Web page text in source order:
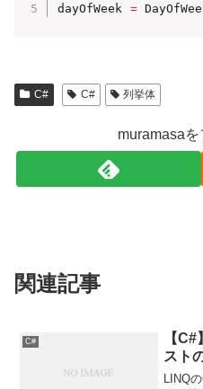
dayOfWeek =
C# C# 列挙体
muramasa
関連記事
C#
【
スト
LINQ